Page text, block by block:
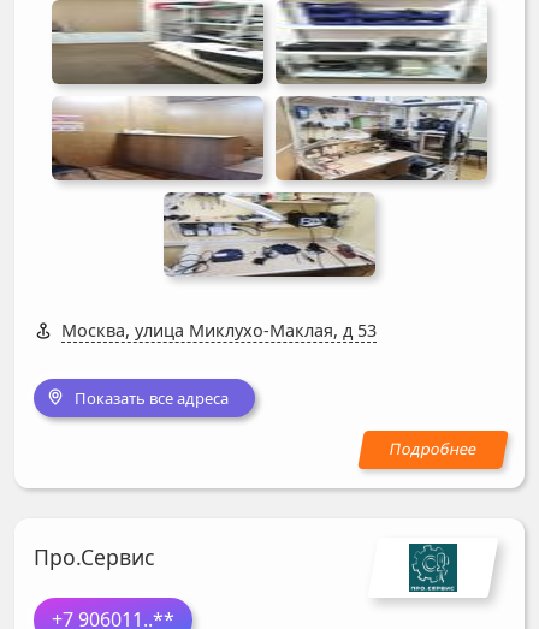
Москва, улица Миклухо-Маклая, д 53
Показать все адреса
Про.Сервис
+7 906011..**